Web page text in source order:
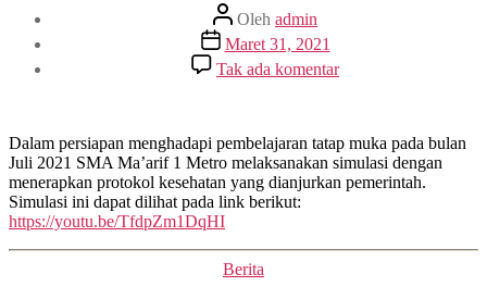
Penulis
artikel
Oleh admin
Tanggal
artikel
Maret 31, 2021
Tak ada komentarpada
Simulasi
Muka
Dengan
Prokes
Dalam persiapan menghadapi pembelajaran tatap muka pada bulan
Juli 2021 SMA Ma’arif 1 Metro melaksanakan simulasi dengan
menerapkan protokol kesehatan yang dianjurkan pemerintah.
Simulasi ini dapat dilihat pada link berikut:
https://youtu.be/TfdpZm1DqHI
Kategori
Berita